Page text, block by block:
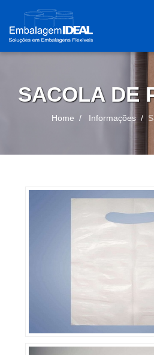
SACOLA DE
Home Informações